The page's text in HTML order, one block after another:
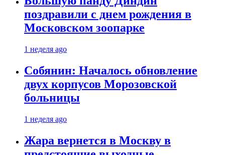
поздравили с днем рождения в
Московском зоопарке
1 неделя ago
Собянин: Началось обновление
двух корпусов Морозовской
больницы
1 неделя ago
Жара вернется в Москву в